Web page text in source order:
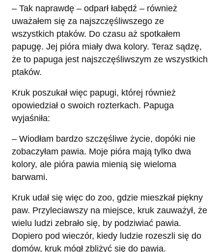
– Tak naprawdę – odparł łabędź – również
uważałem się za najszczęśliwszego ze
wszystkich ptaków. Do czasu aż spotkałem
papugę. Jej pióra miały dwa kolory. Teraz sądzę,
że to papuga jest najszczęśliwszym ze wszystkich
ptaków.
Kruk poszukał więc papugi, której również
opowiedział o swoich rozterkach. Papuga
wyjaśniła:
– Wiodłam bardzo szczęśliwe życie, dopóki nie
zobaczyłam pawia. Moje pióra mają tylko dwa
kolory, ale pióra pawia mienią się wieloma
barwami.
Kruk udał się więc do zoo, gdzie mieszkał piękny
paw. Przyleciawszy na miejsce, kruk zauważył, że
wielu ludzi zebrało się, by podziwiać pawia.
Dopiero pod wieczór, kiedy ludzie rozeszli się do
domów, kruk mógł zbliżyć się do pawia.